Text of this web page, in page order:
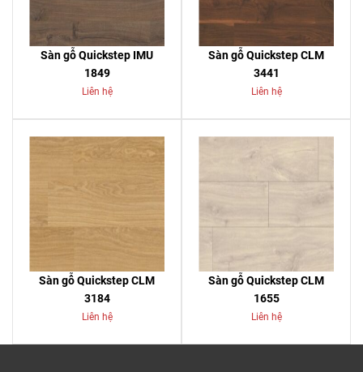
Sàn gỗ Quickstep IMU
1849
Liên hệ
Sàn gỗ Quickstep CLM
3441
Liên hệ
Sàn gỗ Quickstep CLM
3184
Liên hệ
Sàn gỗ Quickstep CLM
1655
Liên hệ